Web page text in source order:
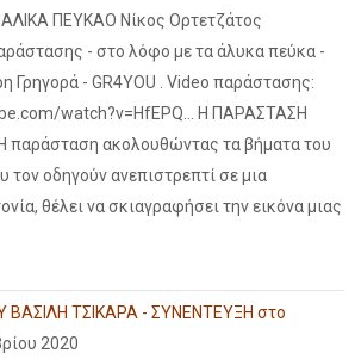
ΠΕΥΚΑΟ Νίκος Ορτετζάτος
- στο λόφο με τα άλυκα πεύκα -
Γρηγορά - GR4YOU . Video παράστασης:
watch?v=HfEPQ... Η ΠΑΡΑΣΤΑΣΗ
ακολουθώντας τα βήματα του
τον οδηγούν ανεπιστρεπτί σε μια
θέλει να σκιαγραφήσει την εικόνα μιας
ΒΑΣΙΛΗ ΤΣΙΚΑΡΑ - ΣΥΝΕΝΤΕΥΞΗ στο
2020